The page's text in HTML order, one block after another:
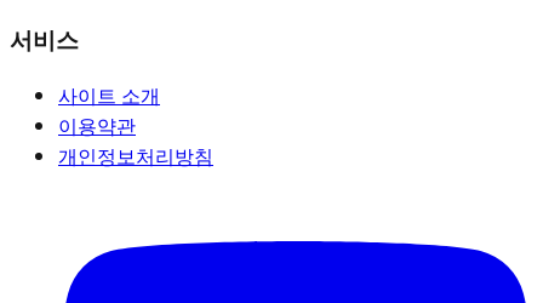
서비스
사이트 소개
이용약관
개인정보처리방침